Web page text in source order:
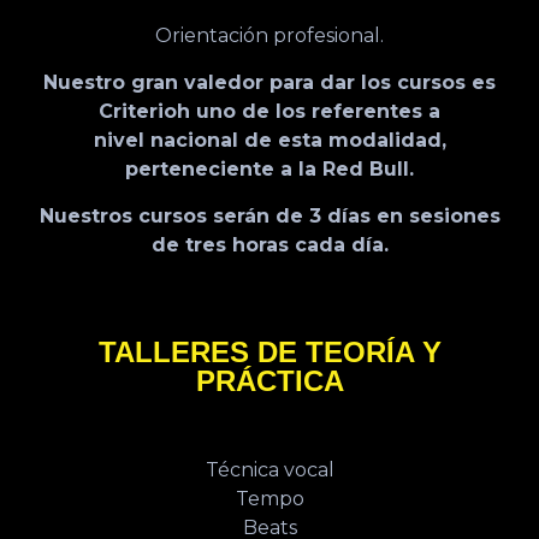
Orientación profesional.
Nuestro gran valedor para dar los cursos es
Criterioh uno de los referentes a
nivel nacional de esta modalidad,
perteneciente a la Red Bull.
Nuestros cursos serán de 3 días en sesiones
de tres horas cada día.
TALLERES DE TEORÍA Y
PRÁCTICA
Técnica vocal
Tempo
Beats